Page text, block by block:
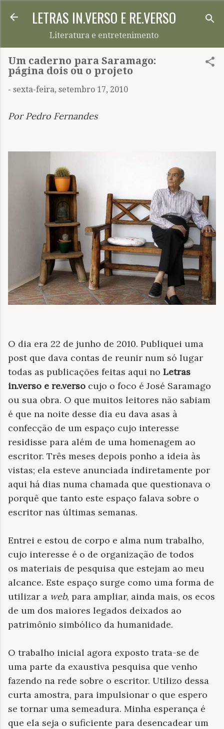
Pular para o conteúdo principal
LETRAS IN.VERSO E RE.VERSO
Literatura e entretenimento
Um caderno para Saramago:
página dois ou o projeto
- sexta-feira, setembro 17, 2010
Por Pedro Fernandes
O dia era 22 de junho de 2010. Publiquei uma
post que dava contas de reunir num só lugar
todas as publicações feitas aqui no Letras
in.verso e re.verso cujo o foco é José Saramago
ou sua obra. O que muitos leitores não sabiam
é que na noite desse dia eu dava asas à
confecção de um espaço cujo interesse
residisse para além de uma homenagem ao
escritor. Três meses depois ponho a ideia às
vistas; ela esteve anunciada indiretamente por
aqui há dias numa chamada que questionava o
porquê que tanto este espaço falava sobre o
escritor nas últimas semanas.
Entrei e estou de corpo e alma num trabalho,
cujo interesse é o de organização de todos
os materiais de pesquisa que estejam ao meu
alcance. Este espaço surge como uma forma de
utilizar a web, para ampliar, ainda mais, os ecos
de um dos maiores legados deixados ao
patrimônio simbólico da humanidade.
O trabalho inicial agora exposto trata-se de
uma parte da exaustiva pesquisa que venho
fazendo na rede sobre o escritor. Utilizo dessa
curta amostra, para impulsionar o que espero
se tornar uma semeadura. Minha esperança é
que ela seja o suficiente para desencadear um